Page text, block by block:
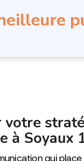
votre
à Soyaux
qui place